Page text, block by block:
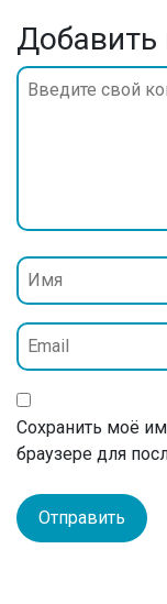
Сохранить моё
браузере для